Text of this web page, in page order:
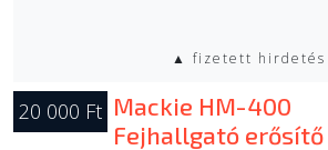
▲ fizetett hirdetés
20 000 Ft Mackie HM-400
Fejhallgató erősítő